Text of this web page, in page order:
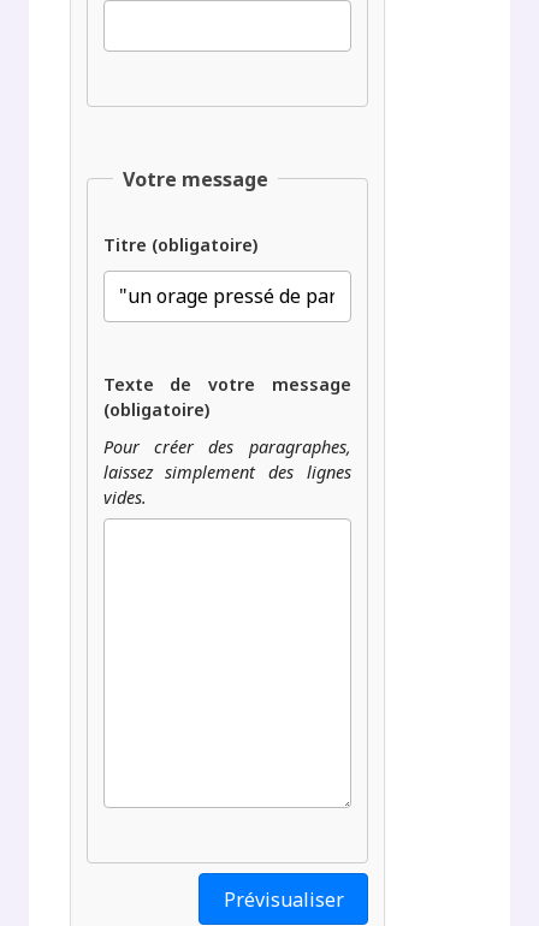
Votre message
Titre (obligatoire)
Texte de votre message
(obligatoire)
Pour créer des paragraphes,
laissez simplement des lignes
vides.